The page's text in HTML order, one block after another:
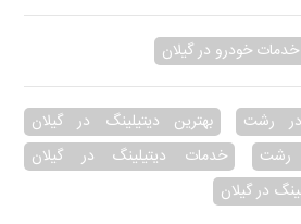
خدمات خودرو در گیلان
در رشت
بهترین دیتیلینگ در گیلان
رشت
خدمات دیتیلینگ در گیلان
در گیلان